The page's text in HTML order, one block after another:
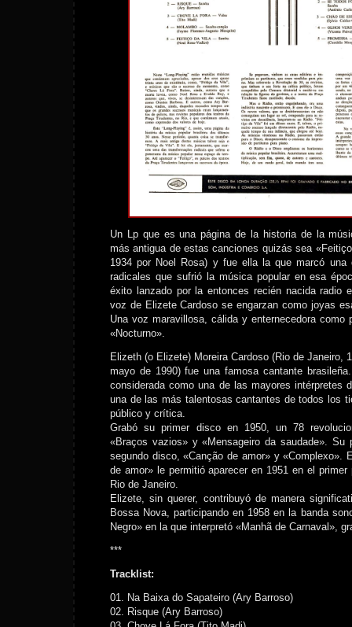
Un Lp que es una página de la historia de la
más antigua de estas canciones quizás sea
1934 por Noel Rosa) y fue ella la que marcó una
radicales que sufrió la música popular en esa
éxito lanzado por la entonces recién nacida radio
voz de Elizete Cardoso se engarzan como joyas
Una voz maravillosa, cálida y enternecedora como
«Nocturno».
Elizeth (o Elizete) Moreira Cardoso (Rio de Janeiro,
mayo de 1990) fue una famosa cantante
considerada como una de las mayores intérpretes
una de las más talentosas cantantes de todos los
público y crítica.
Grabó su primer disco en 1950, un 78
«Braços vazios» y «Mensageiro da saudade». Su
segundo disco, «Canção de amor» y «Complexo».
de amor» le permitió aparecer en 1951 en el
Rio de Janeiro.
Elizete, sin querer, contribuyó de manera
Bossa Nova, participando en 1958 en la banda
Negro» en la que interpretó «Manhã de Carnaval»,
***
Tracklist:
01. Na Baixa do Sapateiro (Ary Barroso)
02. Risque (Ary Barroso)